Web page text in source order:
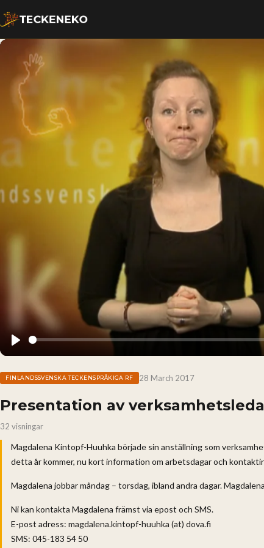
FINLANDSSVENSKA TECKENSPRÅKIGA RF 28 March 2017
Presentation av
32 visningar
Magdalena Kintopf-Huuhka började sin anställning som
detta år kommer, nu kort information om arbetsdagar och
Magdalena jobbar måndag – torsdag, ibland andra dagar.
Ni kan kontakta Magdalena främst via epost och SMS.
E-post adress: magdalena.kintopf-huuhka (at) dova.fi
SMS: 045-183 54 50